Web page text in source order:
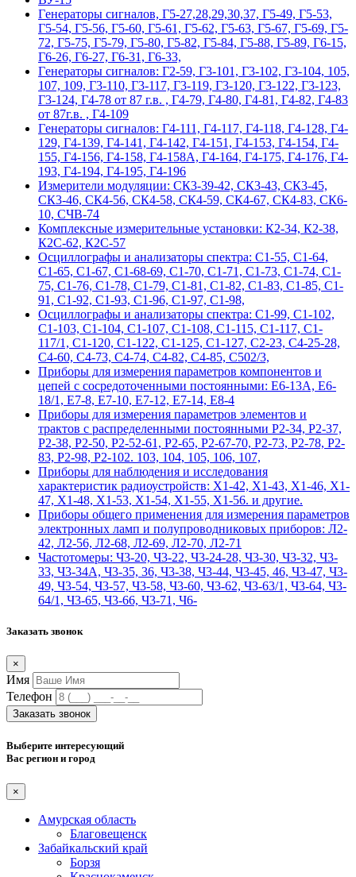
Гeнepaтopы cигнaлoв, Г5-27,28,29,30,37, Г5-49, Г5-53,
Г5-54, Г5-56, Г5-60, Г5-61, Г5-62, Г5-63, Г5-67, Г5-69, Г5-
72, Г5-75, Г5-79, Г5-80, Г5-82, Г5-84, Г5-88, Г5-89, Г6-15,
Г6-26, Г6-27, Г6-31, Г6-33,
Гeнepaтopы cигнaлoв: Г2-59, Г3-101, Г3-102, Г3-104, 105,
107, 109, Г3-110, Г3-117, Г3-119, Г3-120, Г3-122, Г3-123,
Г3-124, Г4-78 от 87 г.в. , Г4-79, Г4-80, Г4-81, Г4-82, Г4-83
от 87г.в. , Г4-109
Гeнepaтopы cигнaлoв: Г4-111, Г4-117, Г4-118, Г4-128, Г4-
129, Г4-139, Г4-141, Г4-142, Г4-151, Г4-153, Г4-154, Г4-
155, Г4-156, Г4-158, Г4-158А, Г4-164, Г4-175, Г4-176, Г4-
193, Г4-194, Г4-195, Г4-196
Измерители модуляции: СК3-39-42, СК3-43, СК3-45,
СК3-46, СК4-56, СК4-58, СК4-59, СК4-67, СК4-83, СК6-
10, СЧВ-74
Комплексные измерительные установки: К2-34, К2-38,
К2С-62, К2С-57
Осциллографы и анализаторы спектра: С1-55, С1-64,
С1-65, С1-67, С1-68-69, С1-70, С1-71, С1-73, С1-74, С1-
75, С1-76, С1-78, С1-79, С1-81, С1-82, С1-83, С1-85, С1-
91, С1-92, С1-93, С1-96, С1-97, С1-98,
Осциллографы и анализаторы спектра: С1-99, С1-102,
С1-103, С1-104, С1-107, С1-108, С1-115, С1-117, С1-
117/1, С1-120, С1-122, С1-125, С1-127, С2-23, С4-25-28,
С4-60, С4-73, С4-74, С4-82, С4-85, С502/3,
Приборы для измерения параметров компонентов и
цепей с сосредоточенными постоянными: Е6-13А, Е6-
18/1, Е7-8, Е7-10, Е7-12, Е7-14, Е8-4
Приборы для измерения параметров элементов и
трактов с распределенными постоянными Р2-34, Р2-37,
Р2-38, Р2-50, Р2-52-61, Р2-65, Р2-67-70, Р2-73, Р2-78, Р2-
83, Р2-98, Р2-102. 103, 104, 105, 106, 107,
Приборы для наблюдения и исследования
характеристик радиоустройств: Х1-42, Х1-43, Х1-46, Х1-
47, Х1-48, Х1-53, Х1-54, Х1-55, Х1-56. и другие.
Приборы общего применения для измерения параметров
электронных ламп и полупроводниковых приборов: Л2-
42, Л2-56, Л2-68, Л2-69, Л2-70, Л2-71
Частотомеры: Ч3-20, Ч3-22, Ч3-24-28, Ч3-30, Ч3-32, Ч3-
33, Ч3-34А, Ч3-35, 36, Ч3-38, Ч3-44, Ч3-45, 46, Ч3-47, Ч3-
49, Ч3-54, Ч3-57, Ч3-58, Ч3-60, Ч3-62, Ч3-63/1, Ч3-64, Ч3-
64/1, Ч3-65, Ч3-66, Ч3-71, Ч6-
Заказать звонок
×
Имя
Телефон
Заказать звонок
Выберите интересующий
Вас регион и город
×
Амурская область
Благовещенск
Забайкальский край
Борзя